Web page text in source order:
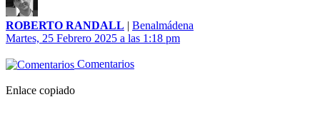
ROBERTO RANDALL | Benalmádena
Martes, 25 Febrero 2025 a las 1:18 pm
Comentarios
Enlace copiado